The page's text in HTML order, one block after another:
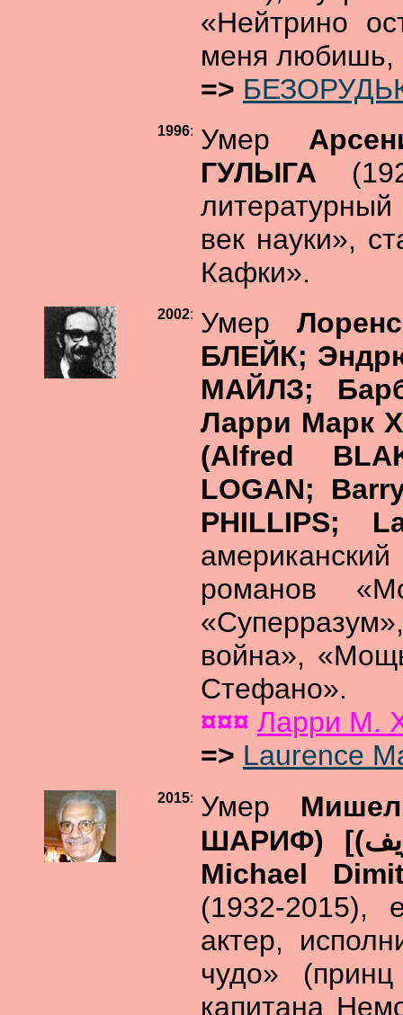
«Нейтрино
меня
=>
1996: Умер
ГУЛЫГА
литературный
век науки»,
Кафки».
2002: Умер
БЛЕЙК;
МАЙЛЗ;
Ларри Марк
(Alfred
LOGAN;
PHILLIPS;
романов
война»,
Стефано».
¤¤¤ Ларри М.
=> Laurence
2015: Умер
ШАРИФ) [ميشيل ديمتري شلهوب (عمر الشريف);
Michael
(1932-2015),
актер,
чудо»
капитана